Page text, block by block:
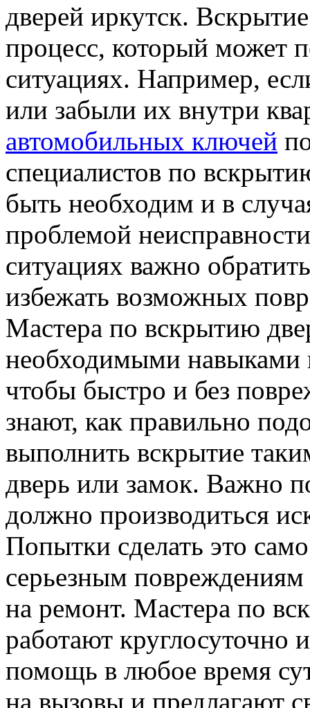
двeрeй иркутск.
процесс, который может
ситуациях. Например,
или забыли их внутри
автомобильных ключей
специалистов по
быть необходим и в
проблемой
ситуациях важно
избежать возможных
Мастера по вскрытию
необходимыми навыками
чтобы быстро и без
знают, как правильно
выполнить вскрытие
дверь или замок. Важно
должно производиться
Попытки сделать это
серьезным
на ремонт. Мастера по
работают круглосуточно
помощь в любое время
на вызовы и предлагают